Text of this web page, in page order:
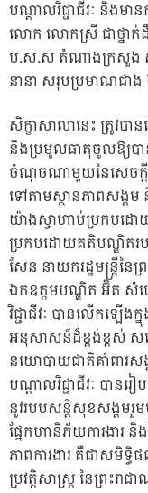
បណ្តាលវិជ្ជាជីវៈ និងម
លោក លោកស្រី ជាថ្នា
ប.ស.ស តំណាងក្រសួង ស្ថ
នានា សរុបប្រមាណជា
សិក្ខាសាលានេះ ត្រូវ
និងប្រមូលធាតុចូលឱ្យបា
ចំណុចណាមួយនៃសេចក្តី
ទៅតាមស្ថានភាពសង្គម
យ៉ាងស្វាហាប់ប្រកប​ដោ
ប្រកបដោយគតិបណ្ឌិតរ
សែន នាយករដ្ឋមន្រ្តីនៃ
ឯកឧត្តមបណ្ឌិត អ៊ិត សំហ
វិជ្ជាជីវៈ បានលើកឡើង
អនុសាសន៍ដ៏ខ្ពង់ខ្ពស់ ស
នយោបាយជាតិគាំពារស
បណ្តាលវិជ្ជាជីវៈ បានរ
នូវរបបសន្តិសុខសង្គមរួម
ផ្នែកហានិភ័យការងារ និង
ភាពការងារ គឺជាសមិទ្
ប្រវត្តិសាស្រ្ត នៃព្រះរា